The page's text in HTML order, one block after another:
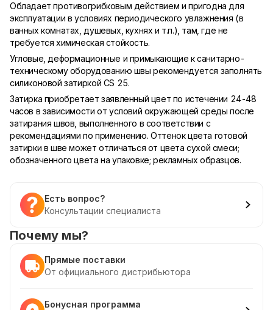
Обладает противогрибковым действием и пригодна для
эксплуатации в условиях периодического увлажнения (в
ванных комнатах, душевых, кухнях и т.п.), там, где не
требуется химическая стойкость.
Угловые, деформационные и примыкающие к санитарно-
техническому оборудованию швы рекомендуется заполнять
силиконовой затиркой CS 25.
Затирка приобретает заявленный цвет по истечении 24-48
часов в зависимости от условий окружающей среды после
затирания швов, выполненного в соответствии с
рекомендациями по применению. Оттенок цвета готовой
затирки в шве может отличаться от цвета сухой смеси;
обозначенного цвета на упаковке; рекламных образцов.
Есть вопрос?
Консультации специалиста
Почему мы?
Прямые поставки
От официального дистрибьютора
Бонусная программа